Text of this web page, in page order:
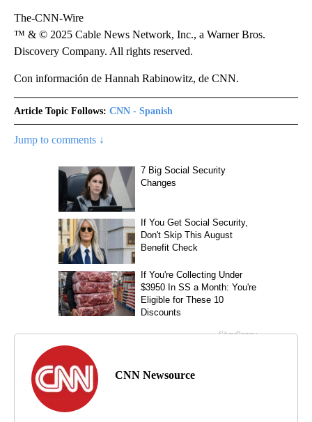
The-CNN-Wire
™ & © 2025 Cable News Network, Inc., a Warner Bros.
Discovery Company. All rights reserved.
Con información de Hannah Rabinowitz, de CNN.
Article Topic Follows: CNN - Spanish
Jump to comments ↓
CNN Newsource